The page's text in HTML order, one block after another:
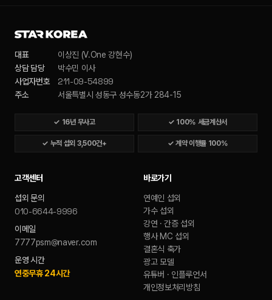
대표
이상진 (V.One 강현수)
상담 담당
박수민 이사
사업자번호
211-09-54899
주소 서울특별시 성동구 성수동2가 284-15
✓ 16년 무사고 ✓ 100% 세금계산서
✓ 누적 섭외 3,500건+ ✓ 계약 이행률 100%
고객센터
섭외 문의
010-6644-9996
이메일
7777psm@naver.com
운영 시간
연중무휴 24시간
바로가기
연예인 섭외
가수 섭외
강연 · 간증 섭외
행사 MC 섭외
결혼식 축가
광고 모델
유튜버 · 인플루언서
개인정보처리방침